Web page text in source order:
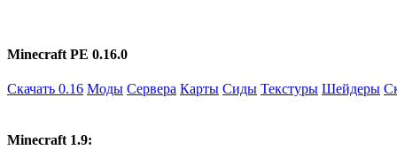
Minecraft PE 0.16.0
Скачать 0.16 Моды Сервера Карты Сиды Текстуры Шейдеры
Minecraft 1.9: